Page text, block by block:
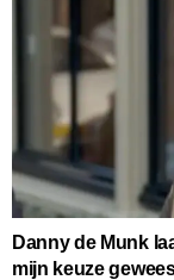
Danny de Munk
mijn keuze